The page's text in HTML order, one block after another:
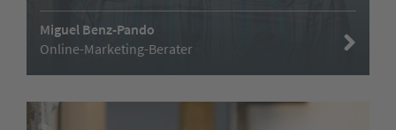
Miguel Benz-Pando
Online-Marketing-Berater